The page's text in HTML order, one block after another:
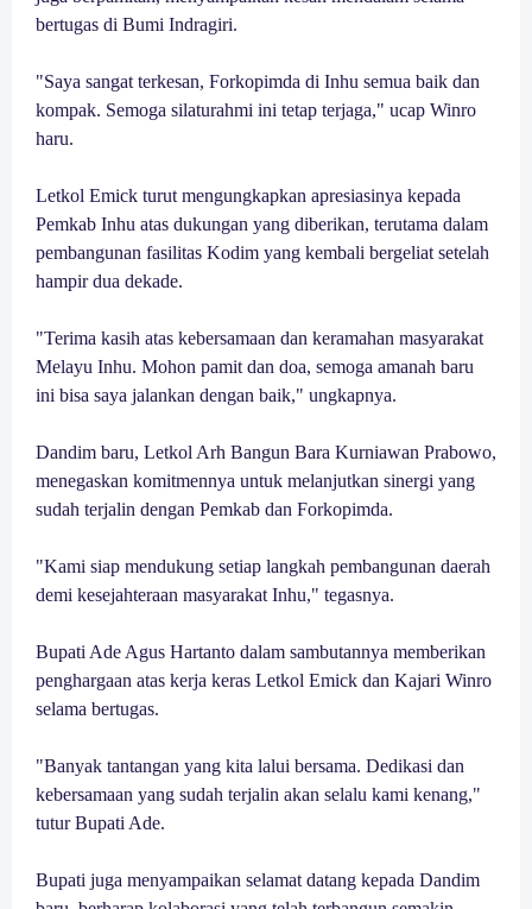
bertugas di Bumi Indragiri.
"Saya sangat terkesan, Forkopimda di Inhu semua baik dan
kompak. Semoga silaturahmi ini tetap terjaga," ucap Winro
haru.
Letkol Emick turut mengungkapkan apresiasinya kepada
Pemkab Inhu atas dukungan yang diberikan, terutama dalam
pembangunan fasilitas Kodim yang kembali bergeliat setelah
hampir dua dekade.
"Terima kasih atas kebersamaan dan keramahan masyarakat
Melayu Inhu. Mohon pamit dan doa, semoga amanah baru
ini bisa saya jalankan dengan baik," ungkapnya.
Dandim baru, Letkol Arh Bangun Bara Kurniawan Prabowo,
menegaskan komitmennya untuk melanjutkan sinergi yang
sudah terjalin dengan Pemkab dan Forkopimda.
"Kami siap mendukung setiap langkah pembangunan daerah
demi kesejahteraan masyarakat Inhu," tegasnya.
Bupati Ade Agus Hartanto dalam sambutannya memberikan
penghargaan atas kerja keras Letkol Emick dan Kajari Winro
selama bertugas.
"Banyak tantangan yang kita lalui bersama. Dedikasi dan
kebersamaan yang sudah terjalin akan selalu kami kenang,"
tutur Bupati Ade.
Bupati juga menyampaikan selamat datang kepada Dandim